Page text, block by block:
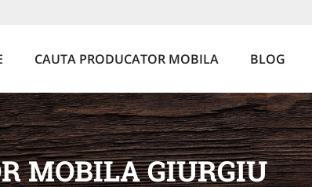
CAUTA PRODUCATOR MOBILA BLOG
MOBILA GIURGIU